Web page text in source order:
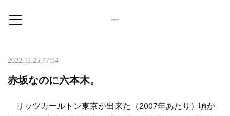
2022.11.25 17:14
赤坂なのに六本木。
リッツカールトン東京が出来た（2007年あたり）頃か